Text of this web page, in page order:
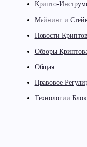
Крипто-
Майнинг и
Новости
Обзоры
Общая
Правовое
Технологии